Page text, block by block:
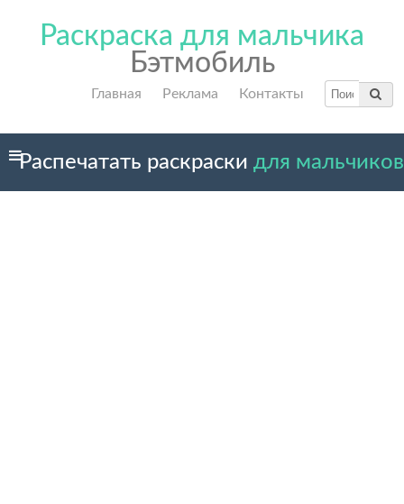
Раскраска для мальчика
Бэтмобиль
Главная Реклама Контакты
Распечатать раскраски для мальчиков